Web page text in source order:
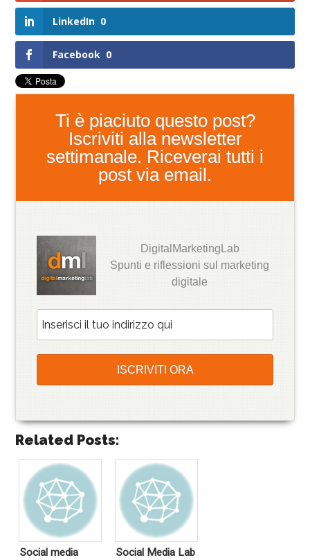
LinkedIn 0
Facebook 0
Ti è piaciuto questo post?
Iscriviti alla newsletter
settimanale. Riceverai tutti i
post via email.
DigitalMarketingLab
Spunti e riflessioni sul marketing
digitale
Related Posts:
Social media
Social Media Lab